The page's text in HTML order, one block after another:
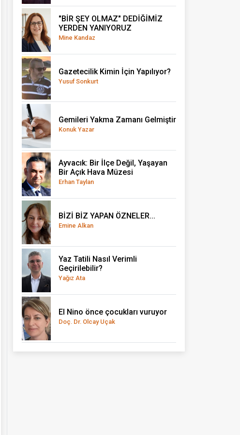
"BİR ŞEY OLMAZ" DEDİĞİMİZ
YERDEN YANIYORUZ
Mine Kandaz
Gazetecilik Kimin İçin Yapılıyor?
Yusuf Sonkurt
Gemileri Yakma Zamanı Gelmiştir
Konuk Yazar
Ayvacık: Bir İlçe Değil, Yaşayan
Bir Açık Hava Müzesi
Erhan Taylan
BİZİ BİZ YAPAN ÖZNELER...
Emine Alkan
Yaz Tatili Nasıl Verimli
Geçirilebilir?
Yağız Ata
El Nino önce çocukları vuruyor
Doç. Dr. Olcay Uçak